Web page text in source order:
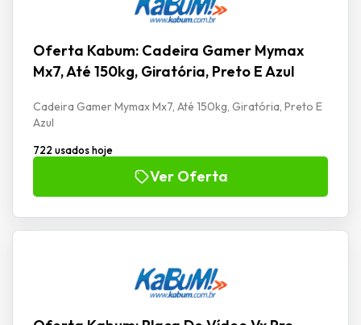
Oferta Kabum: Cadeira Gamer Mymax
Mx7, Até 150kg, Giratória, Preto E Azul
Cadeira Gamer Mymax Mx7, Até 150kg, Giratória, Preto E
Azul
722 usados hoje
Ver Oferta